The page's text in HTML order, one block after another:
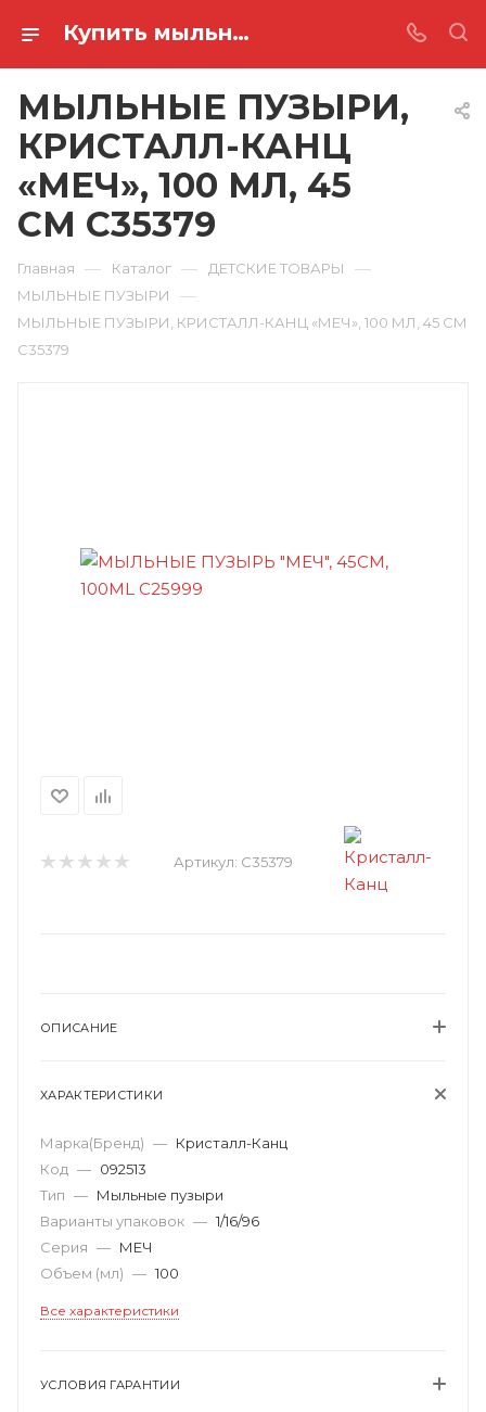
Купить мыльные пузыри, кристалл-канц «меч», 100 мл, 45 см C35379 в Ростове-на-Дону
МЫЛЬНЫЕ ПУЗЫРИ,
КРИСТАЛЛ-КАНЦ
«МЕЧ», 100 МЛ, 45
СМ C35379
Главная — Каталог — ДЕТСКИЕ ТОВАРЫ —
МЫЛЬНЫЕ ПУЗЫРИ —
МЫЛЬНЫЕ ПУЗЫРИ, КРИСТАЛЛ-КАНЦ «МЕЧ», 100 МЛ, 45 СМ
C35379
Артикул: C35379
ОПИСАНИЕ
ХАРАКТЕРИСТИКИ
Марка(Бренд) — Кристалл-Канц
Код — 092513
Тип — Мыльные пузыри
Варианты упаковок — 1/16/96
Серия — МЕЧ
Объем (мл) — 100
Все характеристики
УСЛОВИЯ ГАРАНТИИ